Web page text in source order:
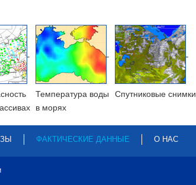
Температура воды
в морях
Cпутниковые снимки
ФАКТИЧЕСКИЕ ДАННЫЕ О НАС